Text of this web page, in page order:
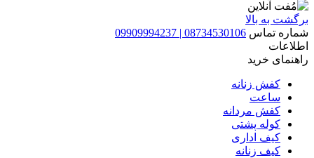
برگشت به بالا
شماره تماس 08734530106 | 09909994237
اطلاعات
راهنمای خرید
کفش زنانه
ساعت
کفش مردانه
کوله پشتی
کیف اداری
کیف زنانه